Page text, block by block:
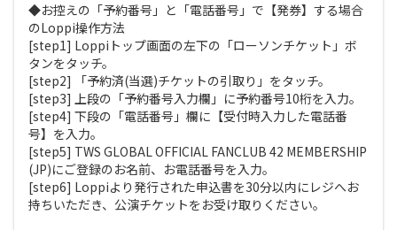
◆お控えの「予約番号」と「電話番号」で【発券】する場合
のLoppi操作方法
[step1] Loppiトップ画面の左下の「ローソンチケット」ボ
タンをタッチ。
[step2] 「予約済(当選)チケットの引取り」をタッチ。
[step3] 上段の「予約番号入力欄」に予約番号10桁を入力。
[step4] 下段の「電話番号」欄に【受付時入力した電話番
号】を入力。
[step5] TWS GLOBAL OFFICIAL FANCLUB 42 MEMBERSHIP
(JP)にご登録のお名前、お電話番号を入力。
[step6] Loppiより発行された申込書を30分以内にレジへお
持ちいただき、公演チケットをお受け取りください。